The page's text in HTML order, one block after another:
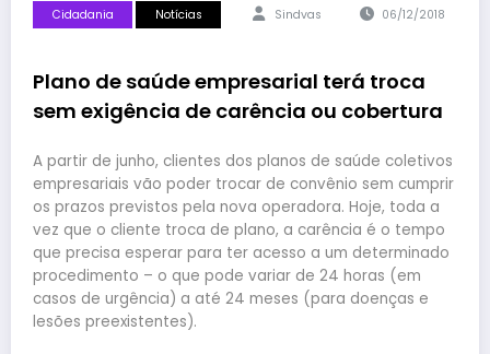
Cidadania Notícias Sindvas 06/12/2018
Plano de saúde empresarial terá troca
sem exigência de carência ou cobertura
A partir de junho, clientes dos planos de saúde coletivos
empresariais vão poder trocar de convênio sem cumprir
os prazos previstos pela nova operadora. Hoje, toda a
vez que o cliente troca de plano, a carência é o tempo
que precisa esperar para ter acesso a um determinado
procedimento – o que pode variar de 24 horas (em
casos de urgência) a até 24 meses (para doenças e
lesões preexistentes).